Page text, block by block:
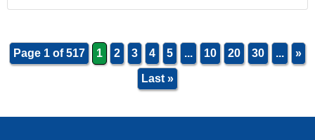
Page 1 of 517 1 2 3 4 5 ... 10 20 30 ... »
Last »